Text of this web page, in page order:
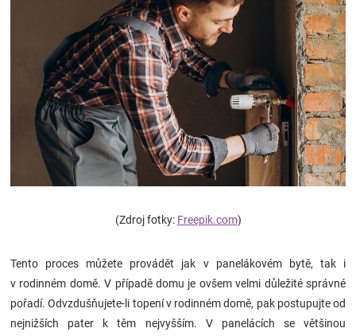
Těhotenské
oblečení
Značky
Blog
(Zdroj fotky: Freepik.com)
Tento proces můžete provádět jak v panelákovém bytě, tak i
v rodinném domě. V případě domu je ovšem velmi důležité správné
pořadí. Odvzdušňujete-li topení v rodinném domě, pak postupujte od
nejnižších pater k těm nejvyšším. V panelácích se většinou